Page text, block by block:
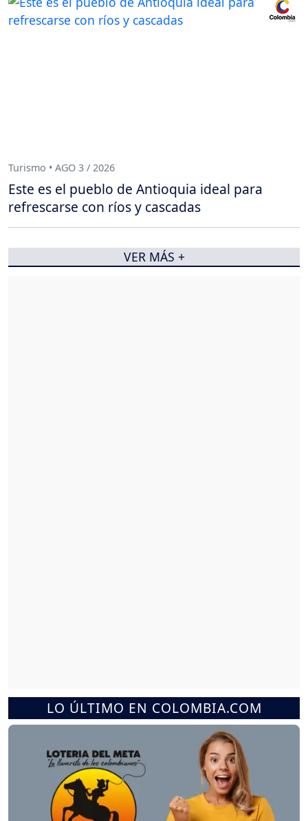
LO ÚLTIMO EN COLOMBIA.COM
Turismo • AGO 3 / 2026
Este es el pueblo de Antioquia ideal para
refrescarse con ríos y cascadas
VER MÁS +